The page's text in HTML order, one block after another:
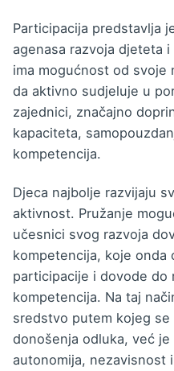
Participacija predstavlja
agenasa razvoja djeteta
ima mogućnost od svoje
da aktivno sudjeluje u
zajednici, značajno
kapaciteta,
kompetencija.
Djeca najbolje razvijaju
aktivnost. Pružanje
učesnici svog razvoja
kompetencija, koje onda
participacije i dovode do
kompetencija. Na taj
sredstvo putem kojeg
donošenja odluka, već
autonomija, nezavisnost